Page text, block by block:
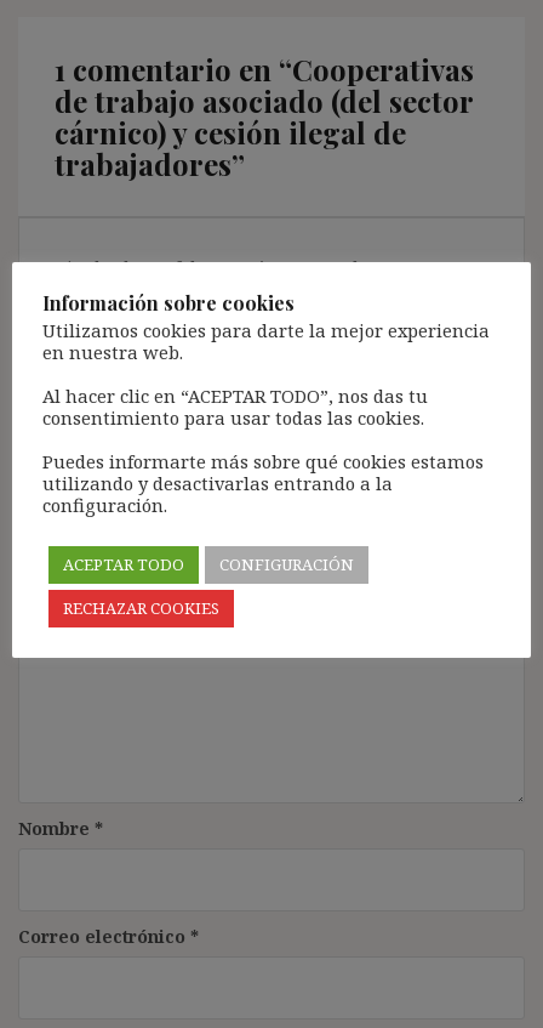
1 comentario en “Cooperativas
de trabajo asociado (del sector
cárnico) y cesión ilegal de
trabajadores”
Pingback: Los falsos autónomos en las
cooperativas (cárnicas) y la cesión ilegal –
Argumentos en Derecho Laboral
Deja una respuesta
Tu dirección de correo electrónico no será publicada.
campos obligatorios están marcados con
Comentario*
Nombre *
Correo electrónico *
Información sobre cookies
Utilizamos cookies para darte la mejor experiencia
en nuestra web.
Al hacer clic en “ACEPTAR TODO”, nos das tu
consentimiento para usar todas las cookies.
Puedes informarte más sobre qué cookies estamos
utilizando y desactivarlas entrando a la
configuración.
ACEPTAR TODO
CONFIGURACIÓN
RECHAZAR COOKIES